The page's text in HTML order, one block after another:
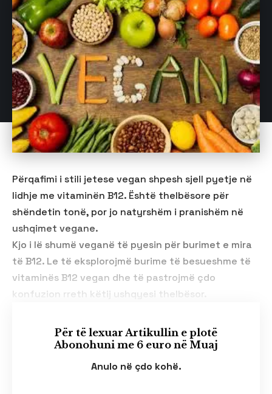
Përqafimi i stili jetese vegan shpesh sjell pyetje në
lidhje me vitaminën B12. Është thelbësore për
shëndetin tonë, por jo natyrshëm i pranishëm në
ushqimet vegane.
Kjo i lë shumë veganë të pyesin për burimet e mira
të B12. Le të eksplorojmë burime të besueshme të
vitaminës B12 vegan dhe të pastrojmë çdo
konfuzion rreth këtij ushqyesi thelbësor.
Për të lexuar Artikullin e plotë
Abonohuni me 6 euro në Muaj
Anulo në çdo kohë.